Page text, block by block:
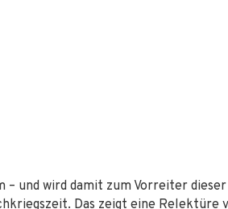
und wird damit zum Vorreiter dieser
Das zeigt eine Relektüre